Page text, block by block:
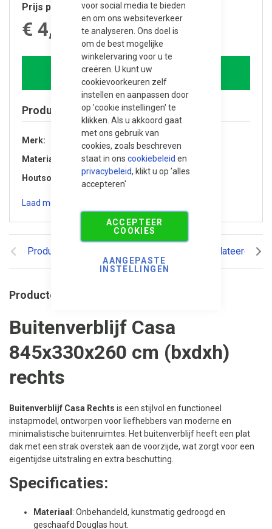
voor social media te bieden
en om ons websiteverkeer
te analyseren. Ons doel is
om de best mogelijke
winkelervaring voor u te
creëren. U kunt uw
cookievoorkeuren zelf
instellen en aanpassen door
op 'cookie instellingen' te
klikken. Als u akkoord gaat
met ons gebruik van
cookies, zoals beschreven
staat in ons cookiebeleid en
privacybeleid, klikt u op 'alles
accepteren'
ACCEPTEER
COOKIES
AANGEPASTE
INSTELLINGEN
Productomschrijving Gerelateerde
Productomschrijving
Buitenverblijf Casa
845x330x260 cm (bxdxh)
rechts
Buitenverblijf Casa Rechts is een stijlvol en functioneel
instapmodel, ontworpen voor liefhebbers van moderne en
minimalistische buitenruimtes. Het buitenverblijf heeft een plat
dak met een strak overstek aan de voorzijde, wat zorgt voor een
eigentijdse uitstraling en extra beschutting.
Specificaties:
Materiaal : Onbehandeld, kunstmatig gedroogd en
geschaafd Douglas hout.
Prijs per stuk
€ 4,520.00
In winkelwagen
Product specificaties
Merk
Trendhout
Materiaal
Douglas hout
Houtsoort
Douglas
Laad meer specificaties